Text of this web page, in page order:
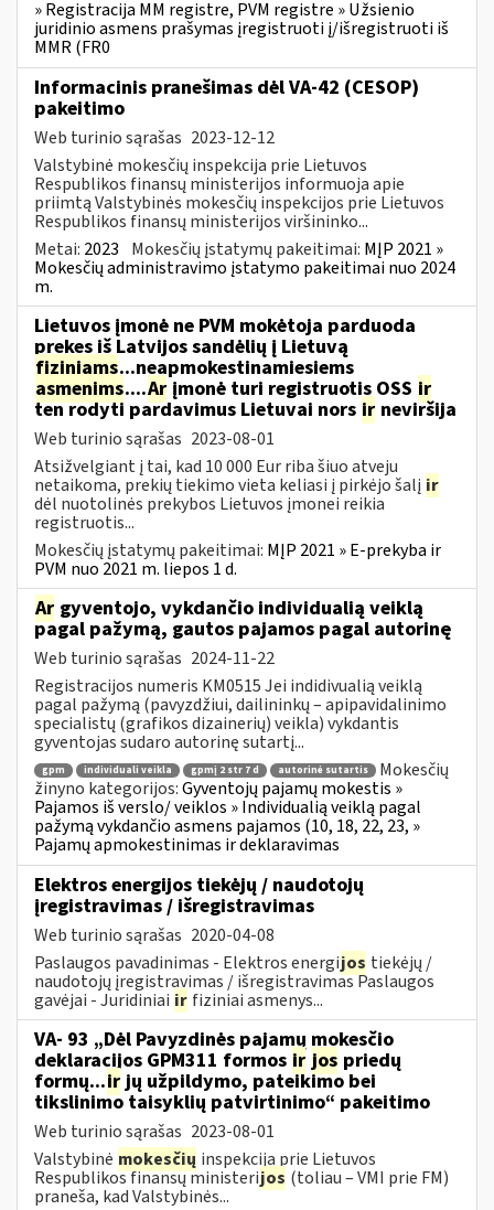
» Registracija MM registre, PVM registre » Užsienio
juridinio asmens prašymas įregistruoti į/išregistruoti iš
MMR (FR0
Informacinis pranešimas dėl VA-42 (CESOP)
pakeitimo
Web turinio sąrašas 2023-12-12
Valstybinė mokesčių inspekcija prie Lietuvos
Respublikos finansų ministerijos informuoja apie
priimtą Valstybinės mokesčių inspekcijos prie Lietuvos
Respublikos finansų ministerijos viršininko...
Metai: 2023 Mokesčių įstatymų pakeitimai: MĮP 2021 »
Mokesčių administravimo įstatymo pakeitimai nuo 2024
m.
Lietuvos įmonė ne PVM mokėtoja parduoda
prekes iš Latvijos sandėlių į Lietuvą
fiziniams...neapmokestinamiesiems
asmenims....Ar įmonė turi registruotis OSS ir
ten rodyti pardavimus Lietuvai nors ir neviršija
Web turinio sąrašas 2023-08-01
Atsižvelgiant į tai, kad 10 000 Eur riba šiuo atveju
netaikoma, prekių tiekimo vieta keliasi į pirkėjo šalį ir
dėl nuotolinės prekybos Lietuvos įmonei reikia
registruotis...
Mokesčių įstatymų pakeitimai: MĮP 2021 » E-prekyba ir
PVM nuo 2021 m. liepos 1 d.
Ar gyventojo, vykdančio individualią veiklą
pagal pažymą, gautos pajamos pagal autorinę
Web turinio sąrašas 2024-11-22
Registracijos numeris KM0515 Jei indidivualią veiklą
pagal pažymą (pavyzdžiui, dailininkų – apipavidalinimo
specialistų (grafikos dizainerių) veikla) vykdantis
gyventojas sudaro autorinę sutartį...
gpm individuali veikla gpmį 2 str 7 d autorinė sutartis
Mokesčių
žinyno kategorijos:Gyventojų pajamų mokestis »
Pajamos iš verslo/ veiklos » Individualią veiklą pagal
pažymą vykdančio asmens pajamos (10, 18, 22, 23, »
Pajamų apmokestinimas ir deklaravimas
Elektros energijos tiekėjų / naudotojų
įregistravimas / išregistravimas
Web turinio sąrašas 2020-04-08
Paslaugos pavadinimas - Elektros energijos tiekėjų /
naudotojų įregistravimas / išregistravimas Paslaugos
gavėjai - Juridiniai ir fiziniai asmenys...
VA- 93 „Dėl Pavyzdinės pajamų mokesčio
deklaracijos GPM311 formos ir jos priedų
formų...irjų užpildymo, pateikimo bei
tikslinimo taisyklių patvirtinimo“ pakeitimo
Web turinio sąrašas 2023-08-01
Valstybinė mokesčių inspekcija prie Lietuvos
Respublikos finansų ministerijos (toliau – VMI prie FM)
praneša, kad Valstybinės...